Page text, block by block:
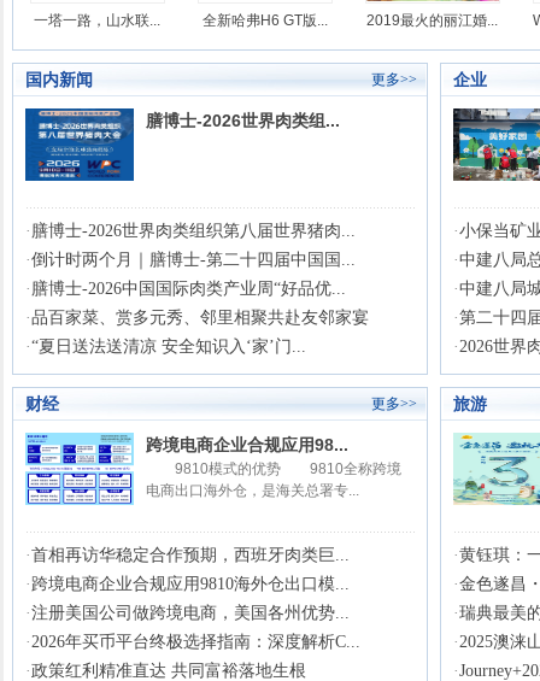
一塔一路，山水联... 全新哈弗H6 GT版... 2019最火的丽江婚...
国内新闻 更多>>
膳博士-2026世界肉类组...
· 膳博士-2026世界肉类组织第八届世界猪肉...
·倒计时两个月｜膳博士-第二十四届中国国...
· 膳博士-2026中国国际肉类产业周“好品优...
·品百家菜、赏多元秀、邻里相聚共赴友邻家宴
·“夏日送法送清凉 安全知识入‘家’门...
企业
·小保当矿
·中建八局
·中建八局
·第二十四
·2026世界
财经 更多>>
跨境电商企业合规应用98...
9810模式的优势 9810全称跨境
电商出口海外仓，是海关总署专...
·首相再访华稳定合作预期，西班牙肉类巨...
·跨境电商企业合规应用9810海外仓出口模...
·注册美国公司做跨境电商，美国各州优势...
·2026年买币平台终极选择指南：深度解析C...
·政策红利精准直达 共同富裕落地生根
旅游
·黄钰琪：
·金色遂昌
·瑞典最美
·2025澳涞
·